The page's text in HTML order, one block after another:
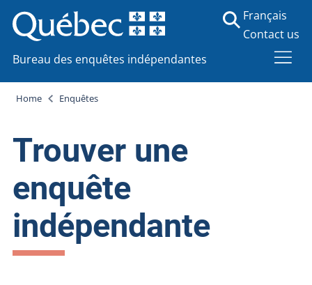
Bureau des enquêtes indépendantes
Français
Contact us
Home Enquêtes
Trouver une
enquête
indépendante